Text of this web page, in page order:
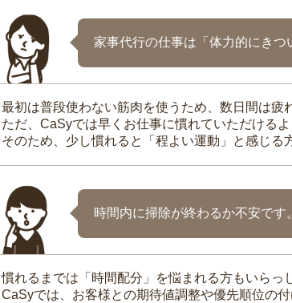
家事代行の仕事は「体力的にき
最初は普段使わない筋肉を使うため、数日間は疲
ただ、CaSyでは早くお仕事に慣れていただける
そのため、少し慣れると「程よい運動」と感じる
時間内に掃除が終わるか不安で
慣れるまでは「時間配分」を悩まれる方もいらっ
CaSyでは、お客様との期待値調整や優先順位の